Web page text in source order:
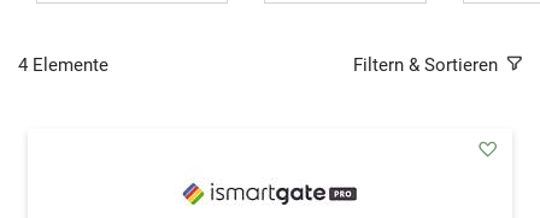
4 Elemente Filtern & Sortieren